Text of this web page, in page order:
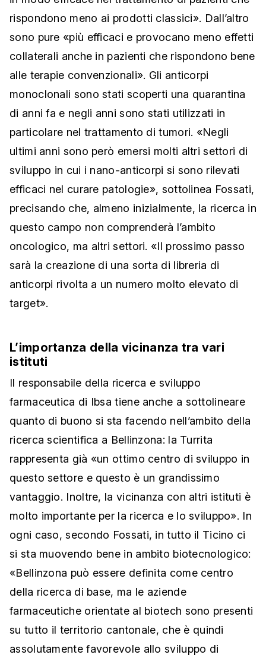
rispondono meno ai prodotti classici». Dall’altro
sono pure «più efficaci e provocano meno effetti
collaterali anche in pazienti che rispondono bene
alle terapie convenzionali». Gli anticorpi
monoclonali sono stati scoperti una quarantina
di anni fa e negli anni sono stati utilizzati in
particolare nel trattamento di tumori. «Negli
ultimi anni sono però emersi molti altri settori di
sviluppo in cui i nano-anticorpi si sono rilevati
efficaci nel curare patologie», sottolinea Fossati,
precisando che, almeno inizialmente, la ricerca in
questo campo non comprenderà l’ambito
oncologico, ma altri settori. «Il prossimo passo
sarà la creazione di una sorta di libreria di
anticorpi rivolta a un numero molto elevato di
target».
L’importanza della vicinanza tra vari
istituti
Il responsabile della ricerca e sviluppo
farmaceutica di Ibsa tiene anche a sottolineare
quanto di buono si sta facendo nell’ambito della
ricerca scientifica a Bellinzona: la Turrita
rappresenta già «un ottimo centro di sviluppo in
questo settore e questo è un grandissimo
vantaggio. Inoltre, la vicinanza con altri istituti è
molto importante per la ricerca e lo sviluppo». In
ogni caso, secondo Fossati, in tutto il Ticino ci
si sta muovendo bene in ambito biotecnologico:
«Bellinzona può essere definita come centro
della ricerca di base, ma le aziende
farmaceutiche orientate al biotech sono presenti
su tutto il territorio cantonale, che è quindi
assolutamente favorevole allo sviluppo di